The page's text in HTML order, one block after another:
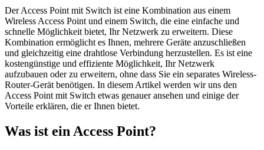
Der Access Point mit Switch ist eine Kombination aus einem
Wireless Access Point und einem Switch, die eine einfache und
schnelle Möglichkeit bietet, Ihr Netzwerk zu erweitern. Diese
Kombination ermöglicht es Ihnen, mehrere Geräte anzuschließen
und gleichzeitig eine drahtlose Verbindung herzustellen. Es ist eine
kostengünstige und effiziente Möglichkeit, Ihr Netzwerk
aufzubauen oder zu erweitern, ohne dass Sie ein separates Wireless-
Router-Gerät benötigen. In diesem Artikel werden wir uns den
Access Point mit Switch etwas genauer ansehen und einige der
Vorteile erklären, die er Ihnen bietet.
Was ist ein Access Point?